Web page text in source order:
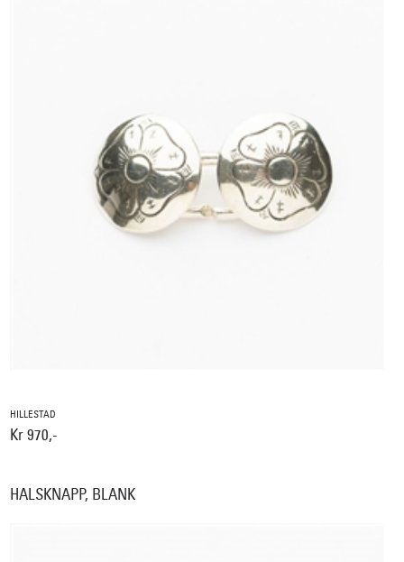
HILLESTAD
Kr 970,-
HALSKNAPP, BLANK